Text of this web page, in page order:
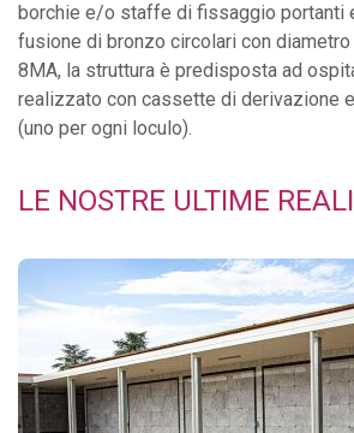
borchie e/o staffe di fissaggio portanti
fusione di bronzo circolari con diametro
8MA, la struttura è predisposta ad
realizzato con cassette di derivazione
(uno per ogni loculo).
LE NOSTRE ULTIME